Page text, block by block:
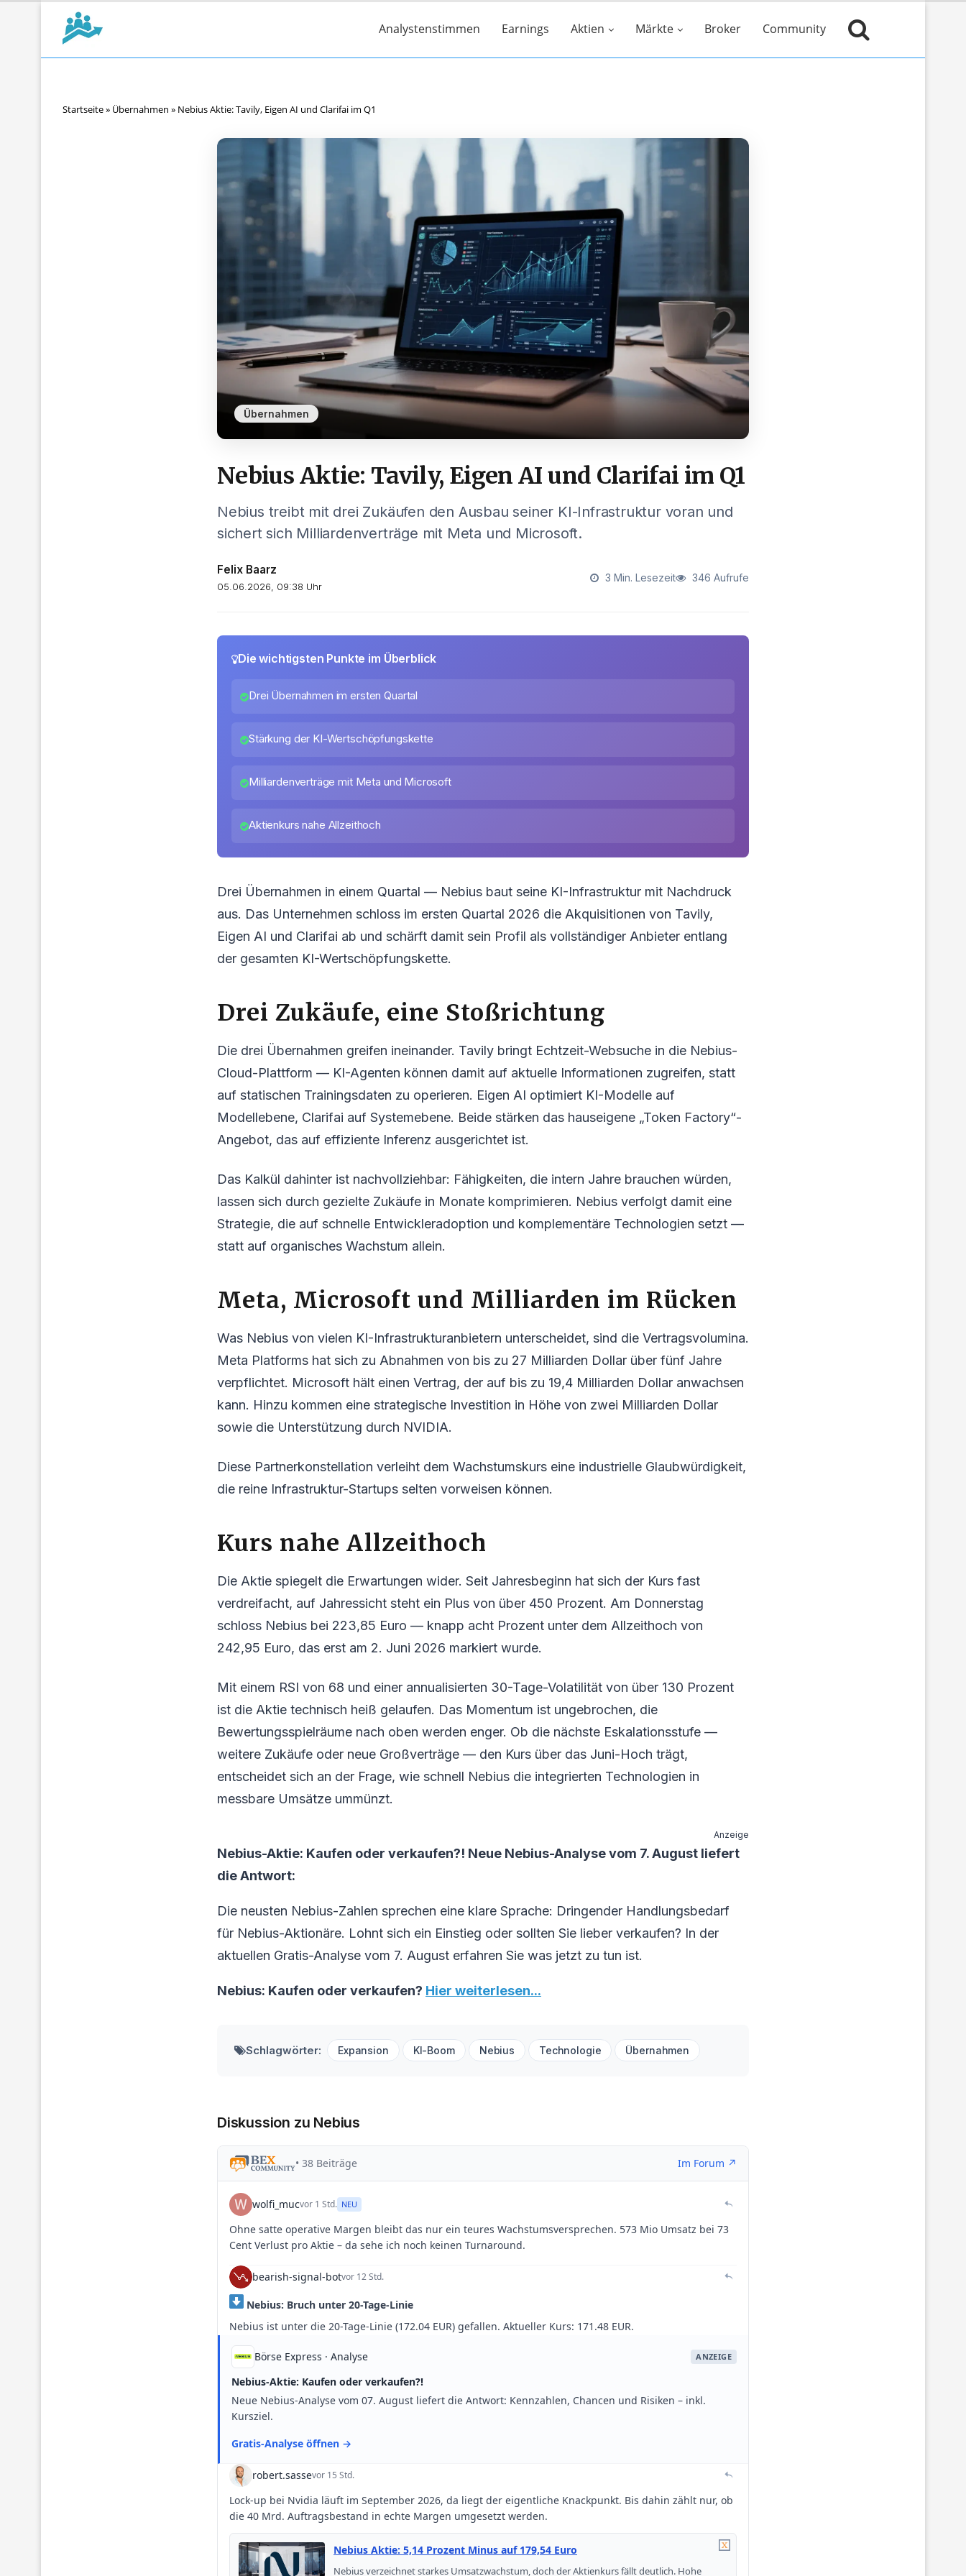
Analystenstimmen Earnings Aktien Märkte Broker Community
Startseite» Übernahmen » Nebius Aktie: Tavily, Eigen AI und Clarifai im Q1
Übernahmen
Nebius Aktie: Tavily, Eigen AI und Clarifai im Q1
Nebius treibt mit drei Zukäufen den Ausbau seiner KI-Infrastruktur voran und
sichert sich Milliardenverträge mit Meta und Microsoft.
Felix Baarz
05.06.2026, 09:38 Uhr
3 Min. Lesezeit 346 Aufrufe
Die wichtigsten Punkte im Überblick
Drei Übernahmen im ersten Quartal
Stärkung der KI-Wertschöpfungskette
Milliardenverträge mit Meta und Microsoft
Aktienkurs nahe Allzeithoch
Drei Übernahmen in einem Quartal — Nebius baut seine KI-Infrastruktur mit Nachdruck
aus. Das Unternehmen schloss im ersten Quartal 2026 die Akquisitionen von Tavily,
Eigen AI und Clarifai ab und schärft damit sein Profil als vollständiger Anbieter entlang
der gesamten KI-Wertschöpfungskette.
Drei Zukäufe, eine Stoßrichtung
Die drei Übernahmen greifen ineinander. Tavily bringt Echtzeit-Websuche in die Nebius-
Cloud-Plattform — KI-Agenten können damit auf aktuelle Informationen zugreifen, statt
auf statischen Trainingsdaten zu operieren. Eigen AI optimiert KI-Modelle auf
Modellebene, Clarifai auf Systemebene. Beide stärken das hauseigene „Token Factory“-
Angebot, das auf effiziente Inferenz ausgerichtet ist.
Das Kalkül dahinter ist nachvollziehbar: Fähigkeiten, die intern Jahre brauchen würden,
lassen sich durch gezielte Zukäufe in Monate komprimieren. Nebius verfolgt damit eine
Strategie, die auf schnelle Entwickleradoption und komplementäre Technologien setzt —
statt auf organisches Wachstum allein.
Meta, Microsoft und Milliarden im Rücken
Was Nebius von vielen KI-Infrastrukturanbietern unterscheidet, sind die Vertragsvolumina.
Meta Platforms hat sich zu Abnahmen von bis zu 27 Milliarden Dollar über fünf Jahre
verpflichtet. Microsoft hält einen Vertrag, der auf bis zu 19,4 Milliarden Dollar anwachsen
kann. Hinzu kommen eine strategische Investition in Höhe von zwei Milliarden Dollar
sowie die Unterstützung durch NVIDIA.
Diese Partnerkonstellation verleiht dem Wachstumskurs eine industrielle Glaubwürdigkeit,
die reine Infrastruktur-Startups selten vorweisen können.
Kurs nahe Allzeithoch
Die Aktie spiegelt die Erwartungen wider. Seit Jahresbeginn hat sich der Kurs fast
verdreifacht, auf Jahressicht steht ein Plus von über 450 Prozent. Am Donnerstag
schloss Nebius bei 223,85 Euro — knapp acht Prozent unter dem Allzeithoch von
242,95 Euro, das erst am 2. Juni 2026 markiert wurde.
Mit einem RSI von 68 und einer annualisierten 30-Tage-Volatilität von über 130 Prozent
ist die Aktie technisch heiß gelaufen. Das Momentum ist ungebrochen, die
Bewertungsspielräume nach oben werden enger. Ob die nächste Eskalationsstufe —
weitere Zukäufe oder neue Großverträge — den Kurs über das Juni-Hoch trägt,
entscheidet sich an der Frage, wie schnell Nebius die integrierten Technologien in
messbare Umsätze ummünzt.
Anzeige
Nebius-Aktie: Kaufen oder verkaufen?! Neue Nebius-Analyse vom 7. August liefert
die Antwort:
Die neusten Nebius-Zahlen sprechen eine klare Sprache: Dringender Handlungsbedarf
für Nebius-Aktionäre. Lohnt sich ein Einstieg oder sollten Sie lieber verkaufen? In der
aktuellen Gratis-Analyse vom 7. August erfahren Sie was jetzt zu tun ist.
Nebius: Kaufen oder verkaufen? Hier weiterlesen...
Schlagwörter: Expansion KI-Boom Nebius Technologie Übernahmen
Diskussion zu Nebius